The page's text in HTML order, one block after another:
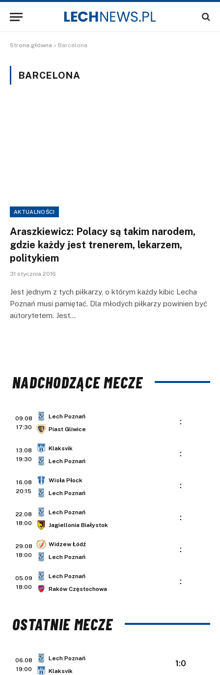
Strona główna » Barcelona
BARCELONA
AKTUALNOŚCI
Araszkiewicz: Polacy są takim narodem,
gdzie każdy jest trenerem, lekarzem,
politykiem
31 stycznia 2016
Jest jednym z tych piłkarzy, o którym każdy kibic Lecha
Poznań musi pamiętać. Dla młodych piłkarzy powinien być
autorytetem. Jest…
NADCHODZĄCE MECZE
09.08
17:30
Lech Poznań
Piast Gliwice
:
13.08
19:30
Klaksvik
Lech Poznań
:
16.08
20:15
Wisła Płock
Lech Poznań
:
22.08
18:00
Lech Poznań
Jagiellonia Białystok
:
29.08
18:00
Widzew Łódź
Lech Poznań
:
05.09
18:00
Lech Poznań
Raków Częstochowa
:
OSTATNIE MECZE
06.08
19:00
Lech Poznań
Klaksvik
1:0